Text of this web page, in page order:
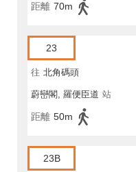
距離 70m
23
往 北角碼頭
蔚巒閣, 羅便臣道 站
距離 50m
23B